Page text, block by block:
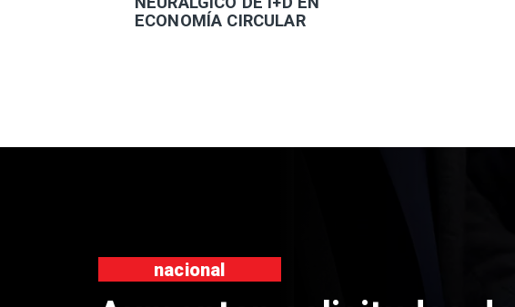
ECONOMÍA CIRCULAR
nacional